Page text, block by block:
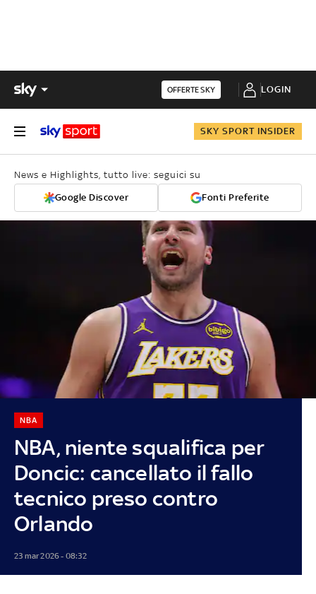
OFFERTE SKY LOGIN
SKY SPORT INSIDER
News e Highlights, tutto live: seguici su
Google Discover Fonti Preferite
NBA, niente squalifica per
Doncic: cancellato il fallo
tecnico preso contro
Orlando
NBA
23 mar 2026 - 08:32